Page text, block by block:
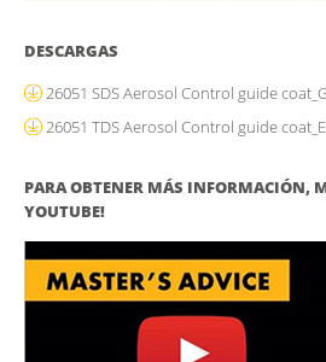
DESCARGAS
26051 SDS Aerosol Control guide
26051 TDS Aerosol Control guide
PARA OBTENER MÁS INFORMACIÓN,
YOUTUBE!